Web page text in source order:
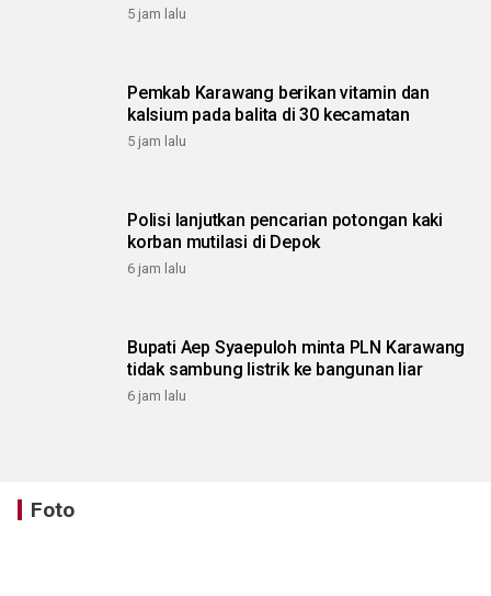
5 jam lalu
Pemkab Karawang berikan vitamin dan
kalsium pada balita di 30 kecamatan
5 jam lalu
Polisi lanjutkan pencarian potongan kaki
korban mutilasi di Depok
6 jam lalu
Bupati Aep Syaepuloh minta PLN Karawang
tidak sambung listrik ke bangunan liar
6 jam lalu
Foto